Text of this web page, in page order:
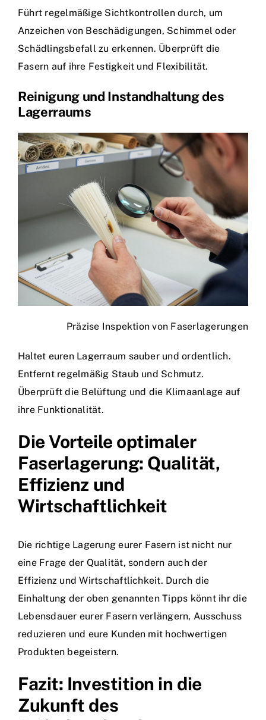
Führt regelmäßige Sichtkontrollen durch, um
Anzeichen von Beschädigungen, Schimmel oder
Schädlingsbefall zu erkennen. Überprüft die
Fasern auf ihre Festigkeit und Flexibilität.
Reinigung und Instandhaltung des
Lagerraums
Präzise Inspektion von Faserlagerungen
Haltet euren Lagerraum sauber und ordentlich.
Entfernt regelmäßig Staub und Schmutz.
Überprüft die Belüftung und die Klimaanlage auf
ihre Funktionalität.
Die Vorteile optimaler
Faserlagerung: Qualität,
Effizienz und
Wirtschaftlichkeit
Die richtige Lagerung eurer Fasern ist nicht nur
eine Frage der Qualität, sondern auch der
Effizienz und Wirtschaftlichkeit. Durch die
Einhaltung der oben genannten Tipps könnt ihr die
Lebensdauer eurer Fasern verlängern, Ausschuss
reduzieren und eure Kunden mit hochwertigen
Produkten begeistern.
Fazit: Investition in die
Zukunft des